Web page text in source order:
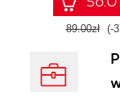
89.00zł (-